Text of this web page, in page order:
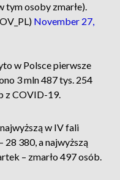
osoby zmarłe).
November 27,
w Polsce pierwsze
3 mln 487 tys. 254
z COVID-19.
w IV fali
28 380, a najwyższą
– zmarło 497 osób.